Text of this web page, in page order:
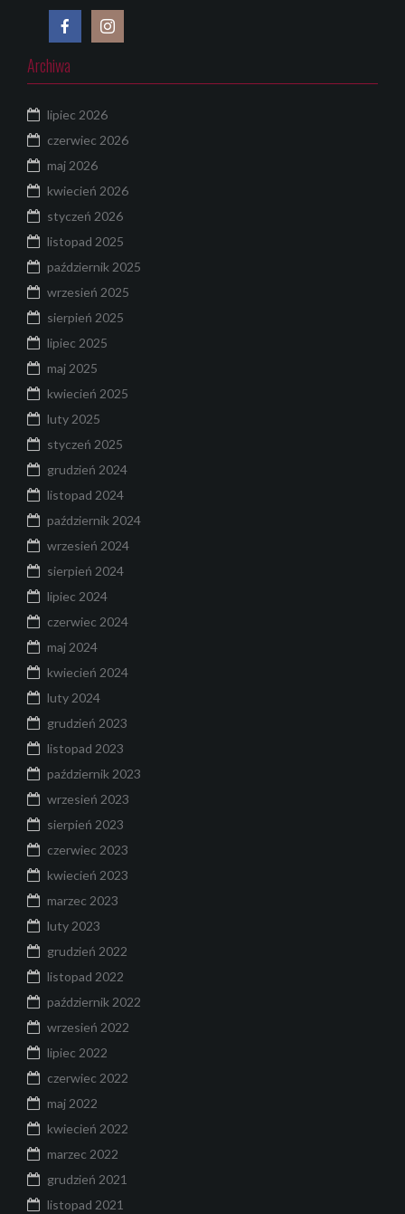
Archiwa
lipiec 2026
czerwiec 2026
maj 2026
kwiecień 2026
styczeń 2026
listopad 2025
październik 2025
wrzesień 2025
sierpień 2025
lipiec 2025
maj 2025
kwiecień 2025
luty 2025
styczeń 2025
grudzień 2024
listopad 2024
październik 2024
wrzesień 2024
sierpień 2024
lipiec 2024
czerwiec 2024
maj 2024
kwiecień 2024
luty 2024
grudzień 2023
listopad 2023
październik 2023
wrzesień 2023
sierpień 2023
czerwiec 2023
kwiecień 2023
marzec 2023
luty 2023
grudzień 2022
listopad 2022
październik 2022
wrzesień 2022
lipiec 2022
czerwiec 2022
maj 2022
kwiecień 2022
marzec 2022
grudzień 2021
listopad 2021